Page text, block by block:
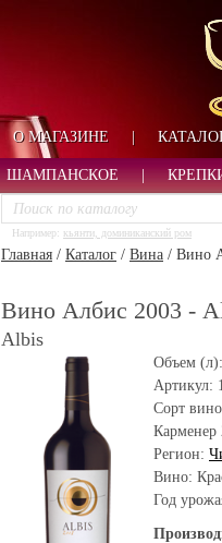
О МАГАЗИНЕ |
ШАМПАНСКОЕ
Например: кьянти, доминиканский ром
Главная / Каталог / Вина / Вино
Вино Албис 2003 -
Albis
Объем
Артикул:
Сорт
Карменер
Регион:
Вино:
Год